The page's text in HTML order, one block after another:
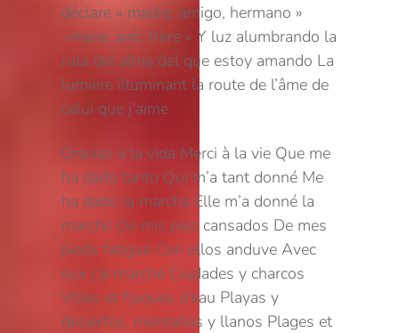
déclare « madre, amigo, hermano »
»mère, ami, frère » Y luz alumbrando la
ruta del alma del que estoy amando La
lumiere illuminant la route de l’âme de
celui que j’aime
Gracias a la vida Merci à la vie Que me
ha dado tanto Qui m’a tant donné Me
ha dado la marcha Elle m’a donné la
marche De mis pies cansados De mes
pieds fatigué Con ellos anduve Avec
eux j’ai marché Ciudades y charcos
Villes et flaques d’eau Playas y
desiertos, montañas y llanos Plages et